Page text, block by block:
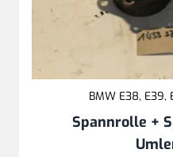
BMW E38, E39,
Spannrolle +